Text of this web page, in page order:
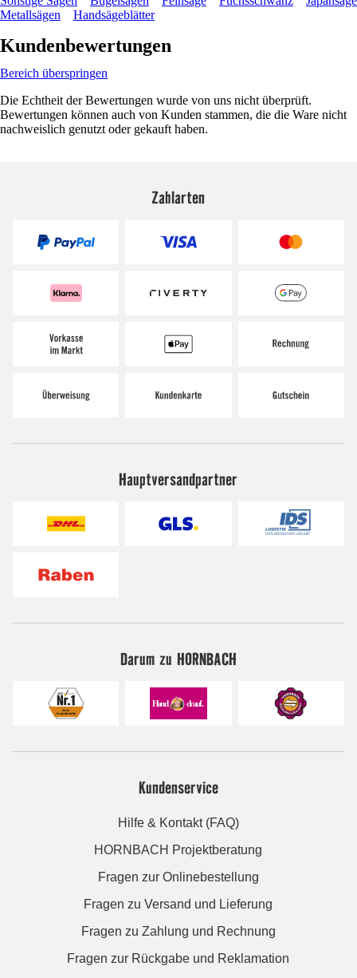
Metallsägen
Handsägeblätter
Kundenbewertungen
Bereich überspringen
Die Echtheit der Bewertungen wurde von uns nicht überprüft.
Bewertungen können auch von Kunden stammen, die die Ware nicht
nachweislich genutzt oder gekauft haben.
Zahlarten
Hauptversandpartner
Darum zu HORNBACH
Kundenservice
Hilfe & Kontakt (FAQ)
HORNBACH Projektberatung
Fragen zur Onlinebestellung
Fragen zu Versand und Lieferung
Fragen zu Zahlung und Rechnung
Fragen zur Rückgabe und Reklamation